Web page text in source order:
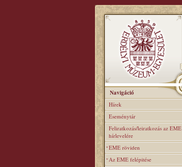
Navigáció
Hírek
Eseménytár
Feliratkozás/leiratkozás az EME
hírlevelére
EME röviden
Az EME felépitése